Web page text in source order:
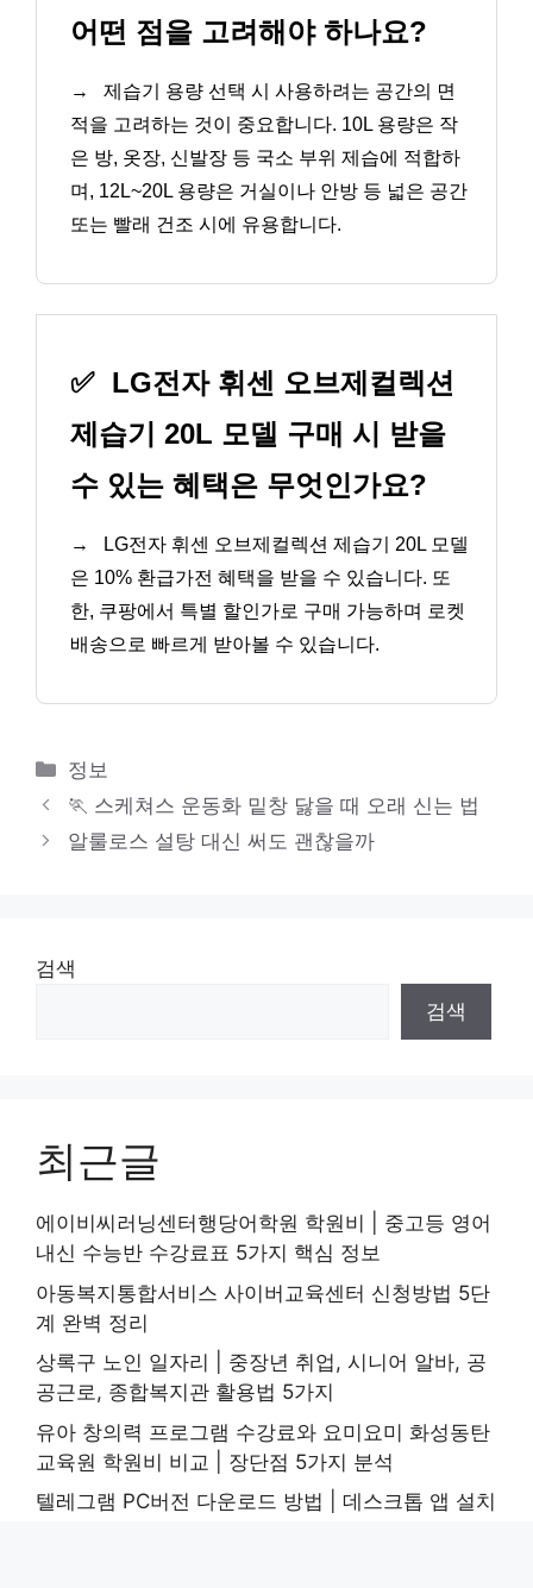
어떤 점을 고려해야 하나요?
→
제습기 용량 선택 시 사용하려는 공간의 면
적을 고려하는 것이 중요합니다. 10L 용량은 작
은 방, 옷장, 신발장 등 국소 부위 제습에 적합하
며, 12L~20L 용량은 거실이나 안방 등 넓은 공간
또는 빨래 건조 시에 유용합니다.
✅ LG전자 휘센 오브제컬렉션
제습기 20L 모델 구매 시 받을
수 있는 혜택은 무엇인가요?
→
LG전자 휘센 오브제컬렉션 제습기 20L 모델
은 10% 환급가전 혜택을 받을 수 있습니다. 또
한, 쿠팡에서 특별 할인가로 구매 가능하며 로켓
배송으로 빠르게 받아볼 수 있습니다.
카
테
리
정보
🏃 스케쳐스 운동화 밑창 닳을 때 오래 신는 법
알룰로스 설탕 대신 써도 괜찮을까
검색
검색
최근글
에이비씨러닝센터행당어학원 학원비 | 중고등 영어
내신 수능반 수강료표 5가지 핵심 정보
아동복지통합서비스 사이버교육센터 신청방법 5단
계 완벽 정리
상록구 노인 일자리 | 중장년 취업, 시니어 알바, 공
공근로, 종합복지관 활용법 5가지
유아 창의력 프로그램 수강료와 요미요미 화성동탄
교육원 학원비 비교 | 장단점 5가지 분석
텔레그램 PC버전 다운로드 방법 | 데스크톱 앱 설치